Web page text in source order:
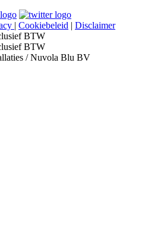
| Cookiebeleid | Disclaimer
BTW
BTW
/ Nuvola Blu BV